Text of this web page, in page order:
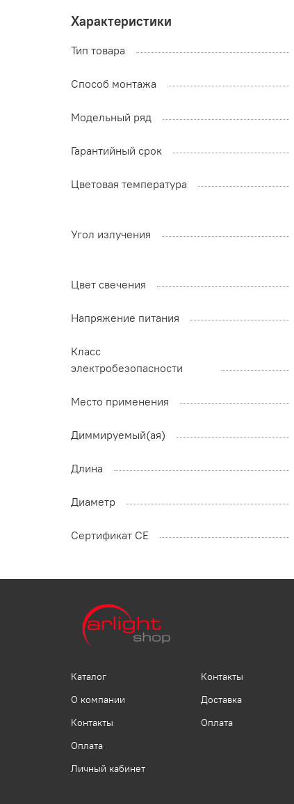
Характеристики
Тип товара
Способ монтажа
Модельный ряд
Гарантийный срок
Цветовая температура
Угол излучения
Цвет свечения
Напряжение питания
Класс
электробезопасности
Место применения
Диммируемый(ая)
Длина
Диаметр
Сертификат CE
Каталог
О компании
Контакты
Оплата
Личный кабинет
Контакты
Доставка
Оплата